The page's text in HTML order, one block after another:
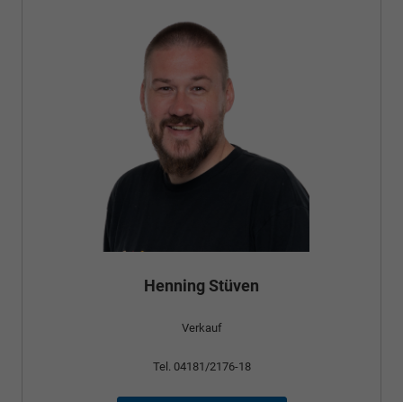
Henning Stüven
Verkauf
Tel. 04181/2176-18